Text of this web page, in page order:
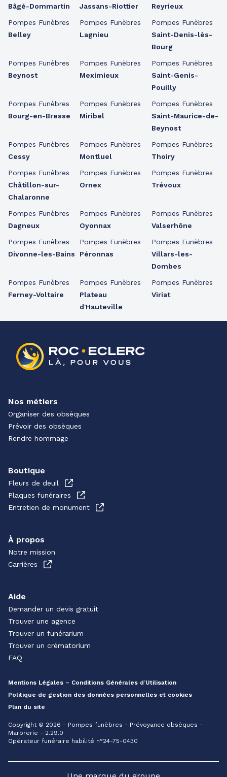
Bâgé-Dommartin
Pompes Funèbres
Belley
Pompes Funèbres
Beynost
Pompes Funèbres
Bourg-en-Bresse
Pompes Funèbres
Cessy
Pompes Funèbres
Châtillon-sur-
Chalaronne
Pompes Funèbres
Dagneux
Pompes Funèbres
Divonne-les-Bains
Pompes Funèbres
Ferney-Voltaire
Jassans-Riottier
Pompes Funèbres
Lagnieu
Pompes Funèbres
Meximieux
Pompes Funèbres
Miribel
Pompes Funèbres
Montluel
Pompes Funèbres
Ornex
Pompes Funèbres
Oyonnax
Pompes Funèbres
Péronnas
Pompes Funèbres
Plateau
d'Hauteville
Reyrieux
Pompes Funèbres
Saint-Denis-lès-
Bourg
Pompes Funèbres
Saint-Genis-
Pouilly
Pompes Funèbres
Saint-Maurice-de-
Beynost
Pompes Funèbres
Thoiry
Pompes Funèbres
Trévoux
Pompes Funèbres
Valserhône
Pompes Funèbres
Villars-les-
Dombes
Pompes Funèbres
Viriat
Nos métiers
Organiser des obsèques
Prévoir des obsèques
Rendre hommage
Boutique
Fleurs de deuil
Plaques funéraires
Entretien de monument
À propos
Notre mission
Carrières
Aide
Demander un devis gratuit
Trouver une agence
Trouver un funérarium
Trouver un crématorium
FAQ
Mentions Légales – Conditions Générales d’Utilisation
Politique de gestion des données personnelles et cookies
Plan du site
Copyright © 2026 - Pompes funèbres - Prévoyance obsèques -
Marbrerie - 2.29.0
Opérateur funéraire habilité n°24-75-0430